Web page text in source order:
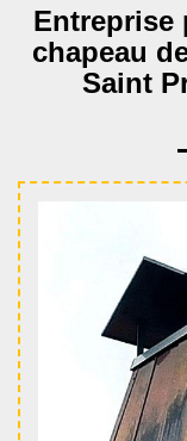
Entreprise
chapeau
Saint